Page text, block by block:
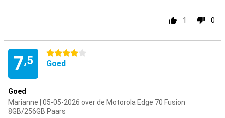
1 0
7,5
4 sterren
Goed
Goed
Marianne | 05-05-2026 over de Motorola Edge 70 Fusion
8GB/256GB Paars